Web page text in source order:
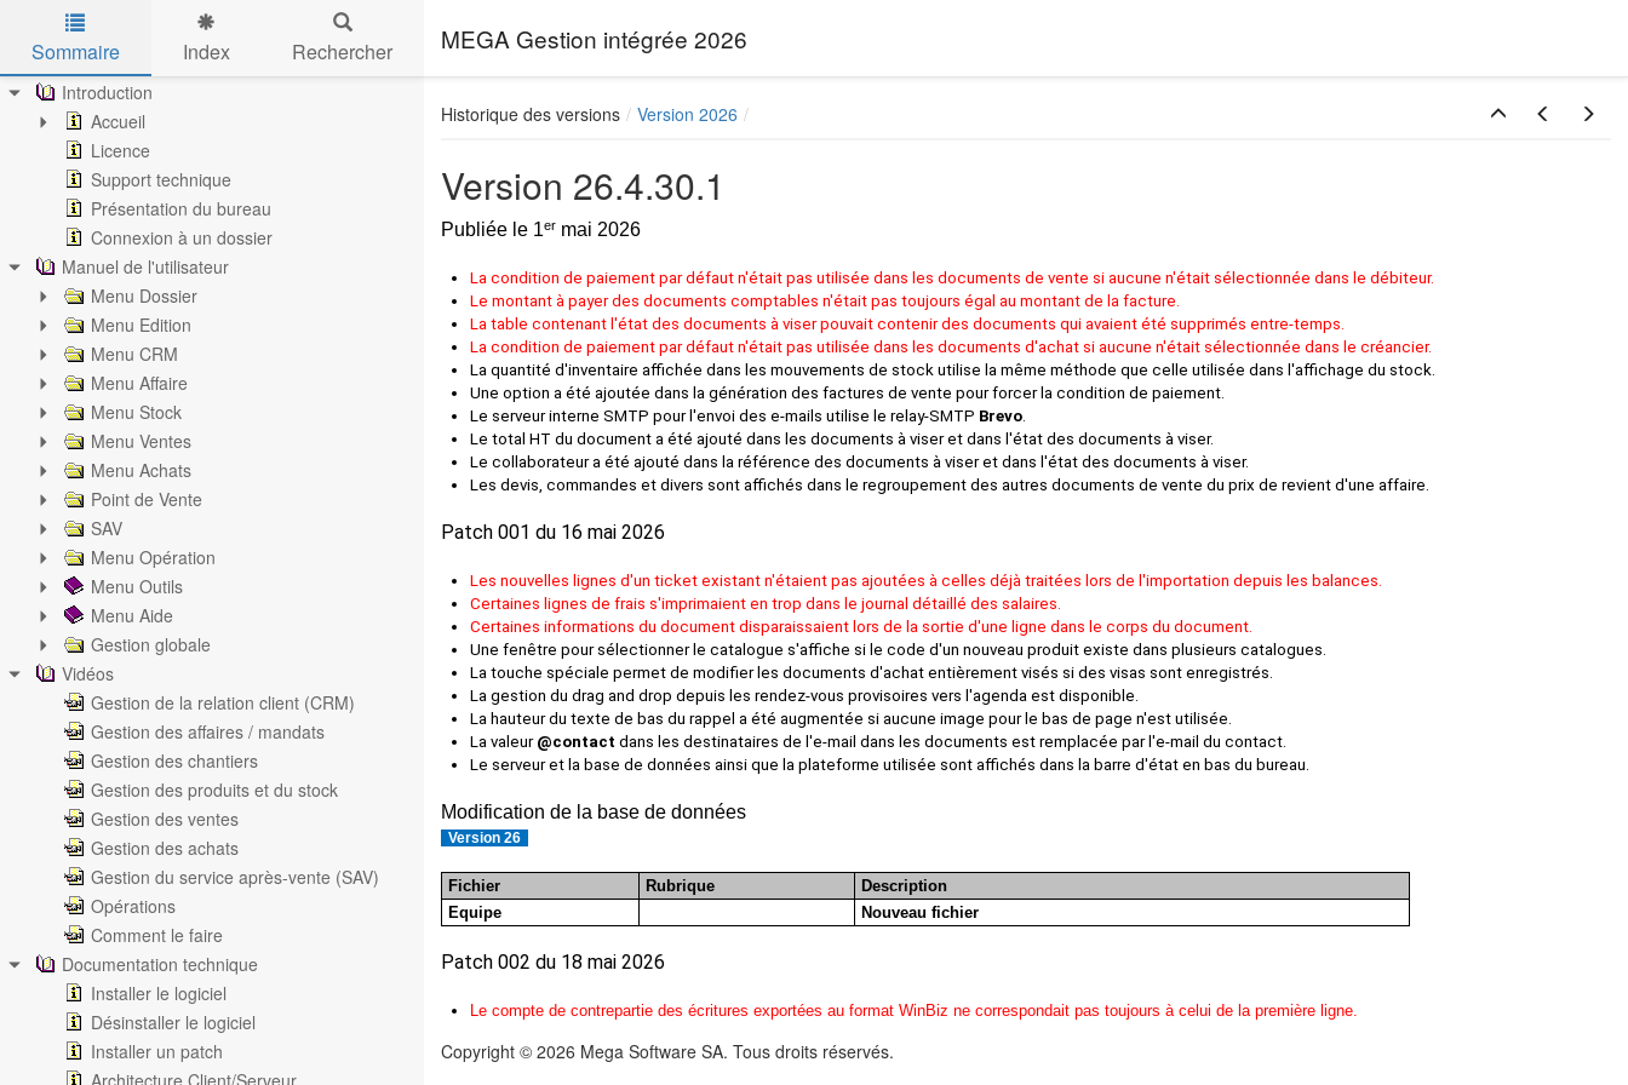
Skip to main content
MEGA Gestion intégrée 2026
Sommaire Index Rechercher
Introduction
Accueil
Licence
Support technique
Présentation du bureau
Connexion à un dossier
Manuel de l'utilisateur
Menu Dossier
Menu Edition
Menu CRM
Menu Affaire
Menu Stock
Menu Ventes
Menu Achats
Point de Vente
SAV
Menu Opération
Menu Outils
Menu Aide
Gestion globale
Vidéos
Gestion de la relation client (CRM)
Gestion des affaires / mandats
Gestion des chantiers
Gestion des produits et du stock
Gestion des ventes
Gestion des achats
Gestion du service après-vente (SAV)
Opérations
Comment le faire
Documentation technique
Installer le logiciel
Désinstaller le logiciel
Installer un patch
Architecture Client/Serveur
Historique des versions Version 2026
Version 26.4.30.1
Publiée le 1er mai 2026
La condition de paiement par défaut n'était pas utilisée dans les documents de vente si aucune n'était sélectionnée dans le débiteur.
Le montant à payer des documents comptables n'était pas toujours égal au montant de la facture.
La table contenant l'état des documents à viser pouvait contenir des documents qui avaient été supprimés entre-temps.
La condition de paiement par défaut n'était pas utilisée dans les documents d'achat si aucune n'était sélectionnée dans le créancier.
La quantité d'inventaire affichée dans les mouvements de stock utilise la même méthode que celle utilisée dans l'affichage du stock.
Une option a été ajoutée dans la génération des factures de vente pour forcer la condition de paiement.
Le serveur interne SMTP pour l'envoi des e-mails utilise le relay-SMTP Brevo.
Le total HT du document a été ajouté dans les documents à viser et dans l'état des documents à viser.
Le collaborateur a été ajouté dans la référence des documents à viser et dans l'état des documents à viser.
Les devis, commandes et divers sont affichés dans le regroupement des autres documents de vente du prix de revient d'une affaire.
Patch 001 du 16 mai 2026
Les nouvelles lignes d'un ticket existant n'étaient pas ajoutées à celles déjà traitées lors de l'importation depuis les balances.
Certaines lignes de frais s'imprimaient en trop dans le journal détaillé des salaires.
Certaines informations du document disparaissaient lors de la sortie d'une ligne dans le corps du document.
Une fenêtre pour sélectionner le catalogue s'affiche si le code d'un nouveau produit existe dans plusieurs catalogues.
La touche spéciale permet de modifier les documents d'achat entièrement visés si des visas sont enregistrés.
La gestion du drag and drop depuis les rendez-vous provisoires vers l'agenda est disponible.
La hauteur du texte de bas du rappel a été augmentée si aucune image pour le bas de page n'est utilisée.
La valeur @contact dans les destinataires de l'e-mail dans les documents est remplacée par l'e-mail du contact.
Le serveur et la base de données ainsi que la plateforme utilisée sont affichés dans la barre d'état en bas du bureau.
Modification de la base de données
Version 26
Fichier Rubrique
Description
Equipe
Nouveau fichier
Patch 002 du 18 mai 2026
Le compte de contrepartie des écritures exportées au format WinBiz ne correspondait pas toujours à celui de la première ligne.
Copyright © 2026 Mega Software SA. Tous droits réservés.